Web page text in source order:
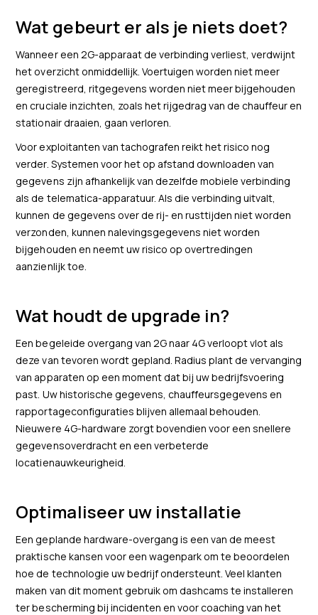
Wat gebeurt er als je niets doet?
Wanneer een 2G-apparaat de verbinding verliest, verdwijnt
het overzicht onmiddellijk. Voertuigen worden niet meer
geregistreerd, ritgegevens worden niet meer bijgehouden
en cruciale inzichten, zoals het rijgedrag van de chauffeur en
stationair draaien, gaan verloren.
Voor exploitanten van tachografen reikt het risico nog
verder. Systemen voor het op afstand downloaden van
gegevens zijn afhankelijk van dezelfde mobiele verbinding
als de telematica-apparatuur. Als die verbinding uitvalt,
kunnen de gegevens over de rij- en rusttijden niet worden
verzonden, kunnen nalevingsgegevens niet worden
bijgehouden en neemt uw risico op overtredingen
aanzienlijk toe.
Wat houdt de upgrade in?
Een begeleide overgang van 2G naar 4G verloopt vlot als
deze van tevoren wordt gepland. Radius plant de vervanging
van apparaten op een moment dat bij uw bedrijfsvoering
past. Uw historische gegevens, chauffeursgegevens en
rapportageconfiguraties blijven allemaal behouden.
Nieuwere 4G-hardware zorgt bovendien voor een snellere
gegevensoverdracht en een verbeterde
locatienauwkeurigheid.
Optimaliseer uw installatie
Een geplande hardware-overgang is een van de meest
praktische kansen voor een wagenpark om te beoordelen
hoe de technologie uw bedrijf ondersteunt. Veel klanten
maken van dit moment gebruik om dashcams te installeren
ter bescherming bij incidenten en voor coaching van het